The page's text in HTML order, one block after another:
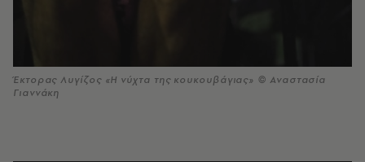
Έκτορας Λυγίζος «Η νύχτα της κουκουβάγιας» © Αναστασία
Γιαννάκη